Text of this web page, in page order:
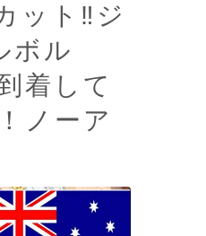
ット‼︎ジ
ボル
着して
ノーア